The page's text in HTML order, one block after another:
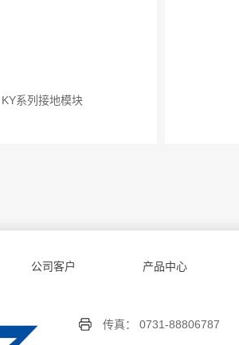
KY系列接地模块
公司客户 产品中心
传真： 0731-88806787